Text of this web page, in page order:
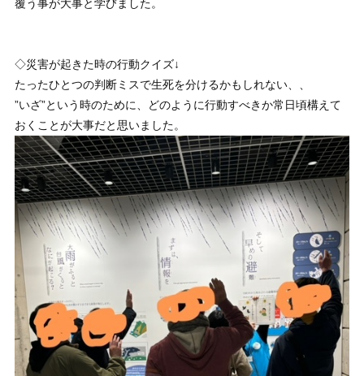
覆う事が大事と学びました。
◇災害が起きた時の行動クイズ↓
たったひとつの判断ミスで生死を分けるかもしれない、、
”いざ”という時のために、どのように行動すべきか常日頃構えて
おくことが大事だと思いました。